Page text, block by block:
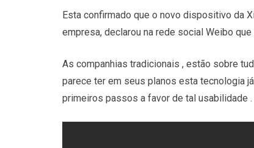
Esta confirmado que o novo dispositivo da
empresa, declarou na rede social Weibo
As companhias tradicionais , estão sobre
parece ter em seus planos esta tecnologia
primeiros passos a favor de tal usabilidade .